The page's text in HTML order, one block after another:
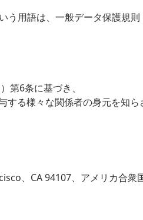
用語は、一般データ保護規則
第6条に基づき、
る様々な関係者の身元を知ら
、CA 94107、アメリカ合衆